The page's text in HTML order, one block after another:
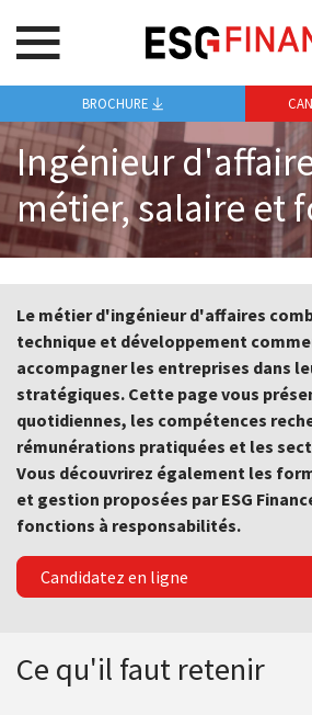
Ingénieur
métier, salaire et
Le métier d'ingénieur d'affaires
technique et développement
accompagner les entreprises dans
stratégiques. Cette page vous
quotidiennes, les compétences
rémunérations pratiquées et les
Vous découvrirez également les
et gestion proposées par ESG
fonctions à responsabilités.
Candidatez en ligne
Ce qu'il faut retenir
BROCHURE